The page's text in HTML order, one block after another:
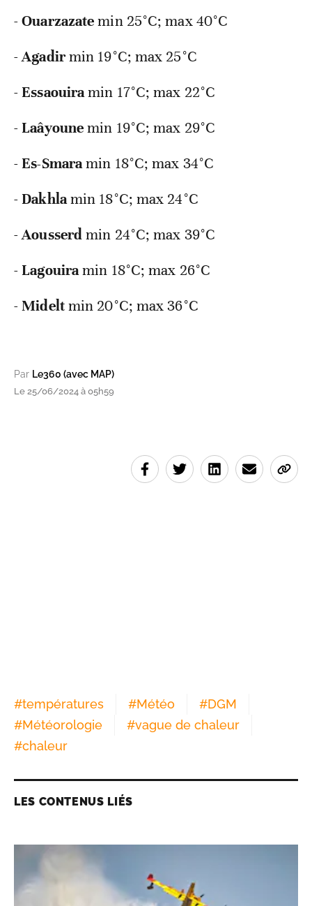
-Ouarzazatemin 25°C; max 40°C
-Agadirmin 19°C; max 25°C
-Essaouiramin 17°C; max 22°C
-Laâyounemin 19°C; max 29°C
-Es-Smaramin 18°C; max 34°C
-Dakhlamin 18°C; max 24°C
-Aousserdmin 24°C; max 39°C
-Lagouiramin 18°C; max 26°C
-Mideltmin 20°C; max 36°C
Par Le360 (avec MAP)
Le 25/06/2024 à 05h59
#températures #Météo #DGM
#Météorologie #vague de chaleur
#chaleur
LES CONTENUS LIÉS